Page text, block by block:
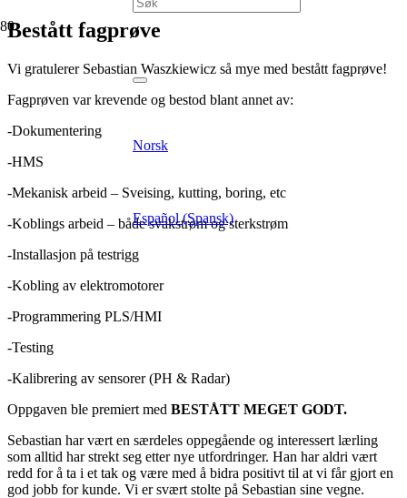
Norsk
Español (Spansk)
Bestått fagprøve
Vi gratulerer Sebastian Waszkiewicz så mye med bestått fagprøve!
Fagprøven var krevende og bestod blant annet av:
-Dokumentering
-HMS
-Mekanisk arbeid – Sveising, kutting, boring, etc
-Koblings arbeid – både svakstrøm og sterkstrøm
-Installasjon på testrigg
-Kobling av elektromotorer
-Programmering PLS/HMI
-Testing
-Kalibrering av sensorer (PH & Radar)
Oppgaven ble premiert med BESTÅTT MEGET GODT.
Sebastian har vært en særdeles oppegående og interessert lærling
som alltid har strekt seg etter nye utfordringer. Han har aldri vært
redd for å ta i et tak og være med å bidra positivt til at vi får gjort en
god jobb for kunde. Vi er svært stolte på Sebastian sine vegne.